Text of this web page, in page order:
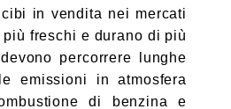
in vendita nei mercati
freschi e durano di più
percorrere lunghe
emissioni in atmosfera
di benzina e